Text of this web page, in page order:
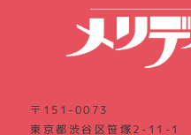
〒151-0073
東京都渋谷区笹塚2-11-1